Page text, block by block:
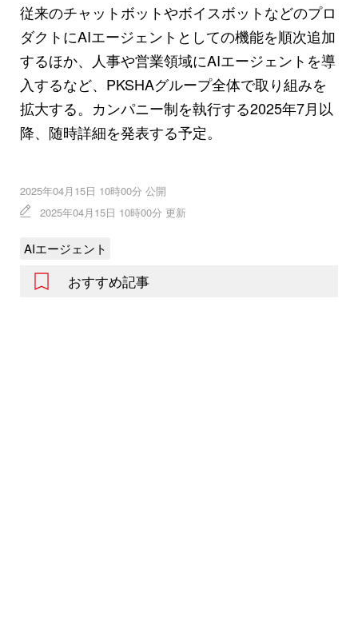
従来のチャットボットやボイスボットなどのプロ
ダクトにAIエージェントとしての機能を順次追加
するほか、人事や営業領域にAIエージェントを導
入するなど、PKSHAグループ全体で取り組みを
拡大する。カンパニー制を執行する2025年7月以
降、随時詳細を発表する予定。
2025年04月15日 10時00分 公開
2025年04月15日 10時00分 更新
AIエージェント
おすすめ記事